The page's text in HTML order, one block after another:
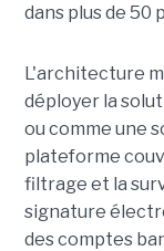
dans plus de 50
L'architecture
déployer la
ou comme une
plateforme
filtrage et la
signature
des comptes